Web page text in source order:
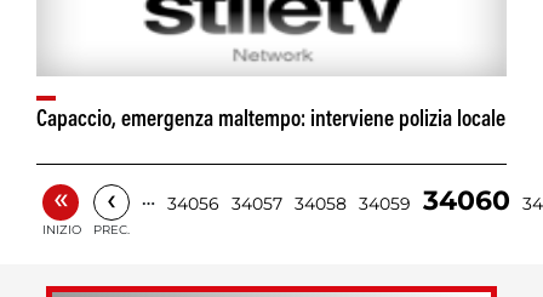
Capaccio, emergenza maltempo: interviene polizia locale
«
INIZIO
‹
PREC.
… 34056 34057 34058 34059 34060